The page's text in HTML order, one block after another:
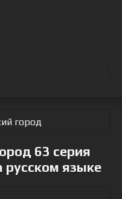
город
63 серия
русском языке